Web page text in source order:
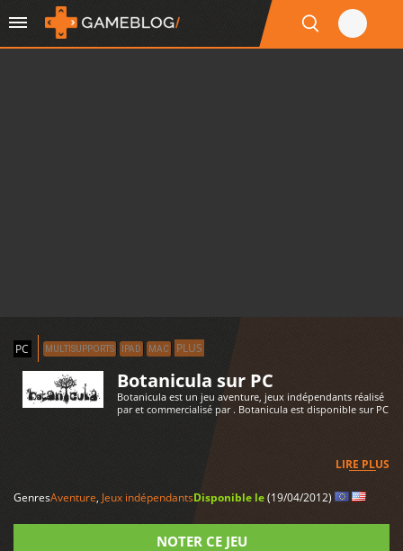
PC MULTISUPPORTS IPAD MAC PLUS
Botanicula sur PC
Botanicula est un jeu aventure, jeux indépendants réalisé
par et commercialisé par . Botanicula est disponible sur PC
LIRE PLUS
GenresAventure, Jeux indépendantsDisponible le(19/04/2012)
NOTER CE JEU